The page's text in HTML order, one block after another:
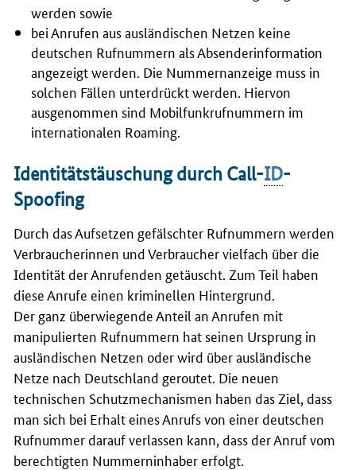
werden sowie
bei Anrufen aus ausländischen Netzen keine
deutschen Rufnummern als Absenderinformation
angezeigt werden. Die Nummernanzeige muss in
solchen Fällen unterdrückt werden. Hiervon
ausgenommen sind Mobilfunkrufnummern im
internationalen Roaming.
Identitätstäuschung durch Call-ID-
Spoofing
Durch das Aufsetzen gefälschter Rufnummern werden
Verbraucherinnen und Verbraucher vielfach über die
Identität der Anrufenden getäuscht. Zum Teil haben
diese Anrufe einen kriminellen Hintergrund.
Der ganz überwiegende Anteil an Anrufen mit
manipulierten Rufnummern hat seinen Ursprung in
ausländischen Netzen oder wird über ausländische
Netze nach Deutschland geroutet. Die neuen
technischen Schutzmechanismen haben das Ziel, dass
man sich bei Erhalt eines Anrufs von einer deutschen
Rufnummer darauf verlassen kann, dass der Anruf vom
berechtigten Nummerninhaber erfolgt.